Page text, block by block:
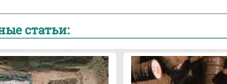
статьи: